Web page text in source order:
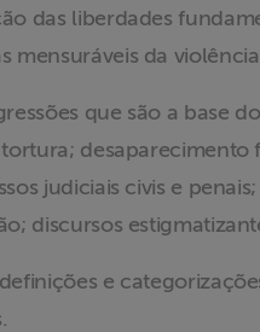
das liberdades
mensuráveis da
que são a
judiciais civis e
discursos
e